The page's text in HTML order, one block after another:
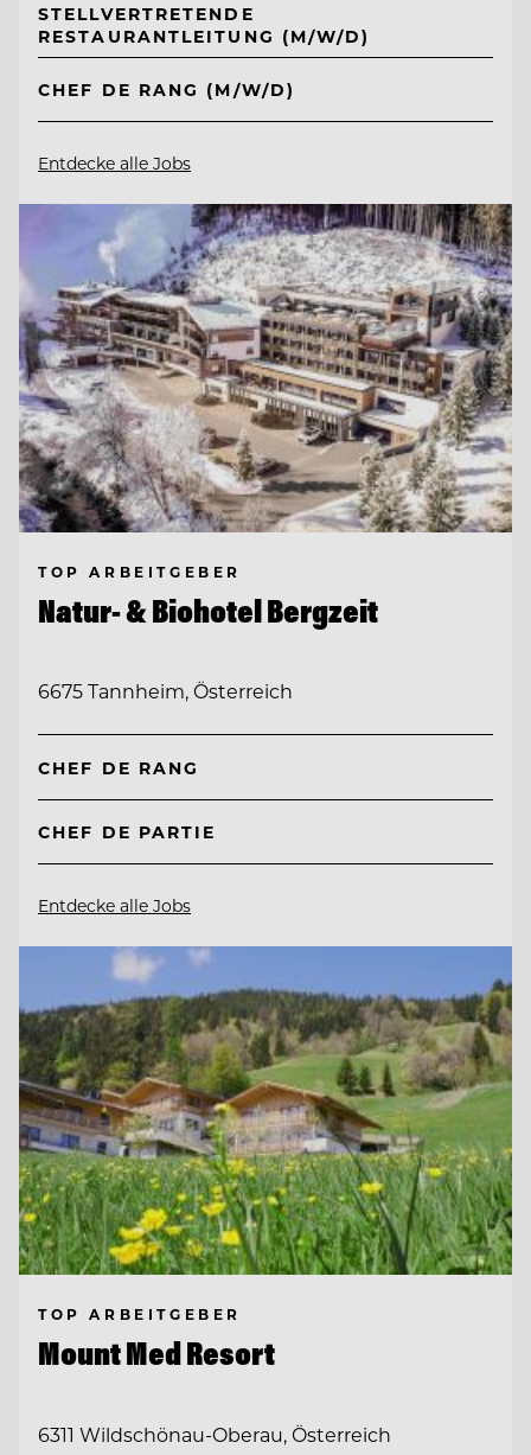
STELLVERTRETENDE
RESTAURANTLEITUNG (M/W/D)
CHEF DE RANG (M/W/D)
Entdecke alle Jobs
TOP ARBEITGEBER
Natur- & Biohotel Bergzeit
6675 Tannheim, Österreich
CHEF DE RANG
CHEF DE PARTIE
Entdecke alle Jobs
TOP ARBEITGEBER
Mount Med Resort
6311 Wildschönau-Oberau, Österreich